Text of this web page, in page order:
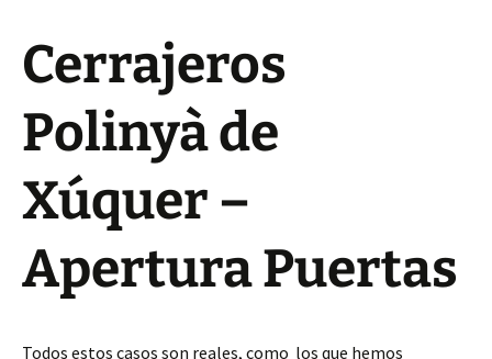
Cerrajeros
Polinyà de
Xúquer –
Apertura Puertas
Todos estos casos son reales, como los que hemos